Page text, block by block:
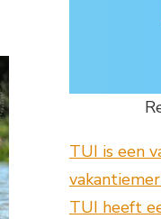
TUI is een
TUI heeft